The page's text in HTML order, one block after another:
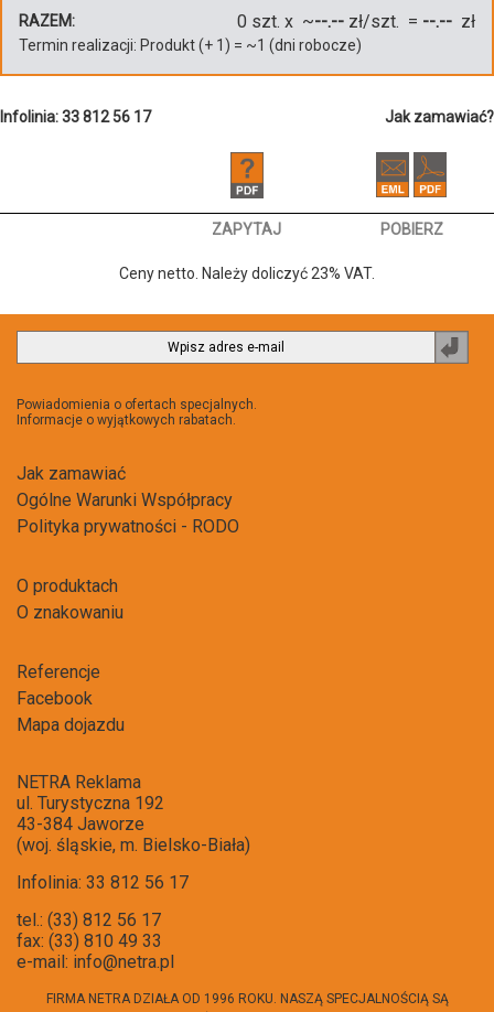
RAZEM: 0 szt. x ~--.-- zł/szt. = --.-- zł
Termin realizacji: Produkt(+ 1 ) = ~1 (dni robocze)
Infolinia: 33 812 56 17 Jak zamawiać?
ZAPYTAJ POBIERZ
Ceny netto. Należy doliczyć 23% VAT.
Powiadomienia o ofertach specjalnych.
Informacje o wyjątkowych rabatach.
Jak zamawiać
Ogólne Warunki Współpracy
Polityka prywatności - RODO
O produktach
O znakowaniu
Referencje
Facebook
Mapa dojazdu
NETRA Reklama
ul. Turystyczna 192
43-384 Jaworze
(woj. śląskie, m. Bielsko-Biała)
Infolinia: 33 812 56 17
tel.: (33) 812 56 17
fax: (33) 810 49 33
e-mail: info@netra.pl
FIRMA NETRA DZIAŁA OD 1996 ROKU. NASZĄ SPECJALNOŚCIĄ SĄ